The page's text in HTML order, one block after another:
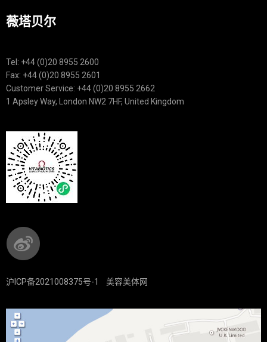
薇塔贝尔
Tel: +44 (0)20 8955 2600
Fax: +44 (0)20 8955 2601
Customer Service: +44 (0)20 8955 2662
1 Apsley Way, London NW2 7HF, United Kingdom
沪ICP备2021008375号-1 美容美体网